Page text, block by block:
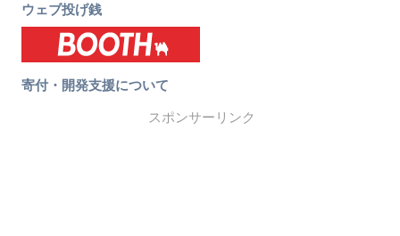
ウェブ投げ銭
寄付・開発支援について
スポンサーリンク